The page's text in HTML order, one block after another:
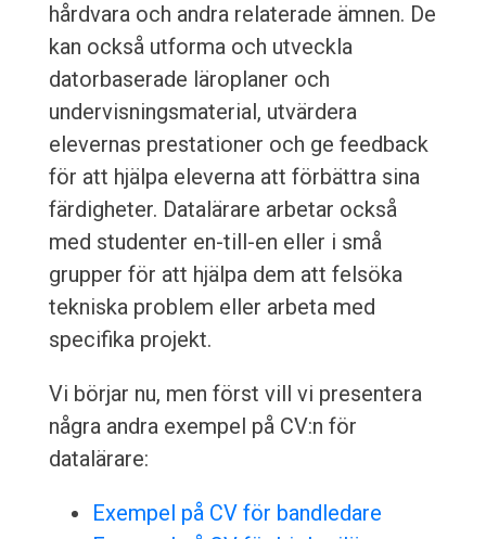
hårdvara och andra relaterade ämnen. De
kan också utforma och utveckla
datorbaserade läroplaner och
undervisningsmaterial, utvärdera
elevernas prestationer och ge feedback
för att hjälpa eleverna att förbättra sina
färdigheter. Datalärare arbetar också
med studenter en-till-en eller i små
grupper för att hjälpa dem att felsöka
tekniska problem eller arbeta med
specifika projekt.
Vi börjar nu, men först vill vi presentera
några andra exempel på CV:n för
datalärare:
Exempel på CV för bandledare